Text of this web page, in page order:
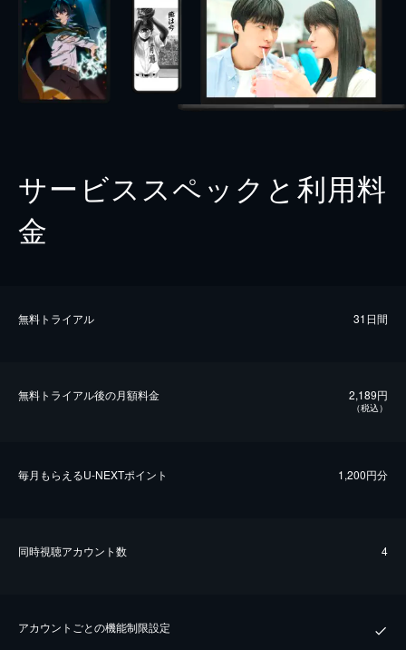
サービススペックと利用料
金
無料トライアル 31日間
無料トライアル後の⽉額料金 2,189円
（税込）
毎⽉もらえるU-NEXTポイント 1,200円分
同時視聴アカウント数 4
アカウントごとの機能制限設定